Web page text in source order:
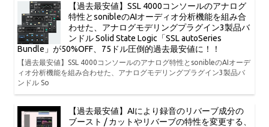
【過去最安値】SSL 4000コンソールのアナログ
特性とsonibleのAIオーディオ分析機能を組み合
わせた、アナログモデリングプラグイン3製品バ
ンドル Solid State Logic「SSL autoSeries
Bundle」が50%OFF、75ドル圧倒的過去最安値に！！
【過去最安値】SSL 4000コンソールのアナログ特性とsonibleのAIオーデ
ィオ分析機能を組み合わせた、アナログモデリングプラグイン3製品バ
ンドル So
【過去最安値】AIにより録音のリバーブ成分の
ブースト / カットやリバーブの特性を変更する、